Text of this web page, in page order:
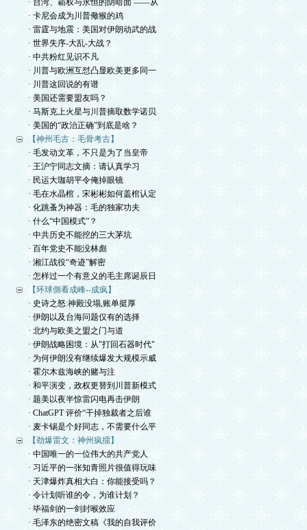
· 台湾、霸权与永恒的阴暗面 ——从
· 卡尼会成为川普儆猴的鸡
· 雷霆与地震：美国对伊朗动武的战
· 世界失序-大乱-大战？
· 中共粉红见识不凡
· 川普与欧洲互怼凸显欧美更多同一
· 川普这回说的有谱
· 美国还需要盟友吗？
· 马斯克上火星与川普摘取数学诺贝
· 美国的“政治正确”到底是啥？
【神州毛古：毛骨考古】
· 毛发动文革，不只是为了当皇帝
· 王沪宁同志文摘：请认真学习
· 民运大珈胡平令俺掉眼镜
· 毛在水晶棺，宋彬彬如何盖棺认定
· 化跳蚤为神器：毛的独家功夫
· 什么“中国模式”？
· 中共历史不能挖的三大茅坑
· 百年党史不能没林彪
· 湘江战役“奇迹”解密
· 怎样过一个有意义的毛主席诞辰日
【环球側看成峰--成疯】
· 史诗之怒:神殿没塌,账单挺厚
· 伊朗以及台海问题仅有的选择
· 北约与欧美之盟之门与道
· 伊朗战略困境：从"打回石器时代"
· 为何伊朗没有继续爆发大规模示威
· 霍尔木兹海峡的赌与注
· 和平演变，政权更替到川普新模式
· 题美以夜半惊雷闪电再击伊朗
· ChatGPT 评价“干掉独裁者之后谁
· 麦卡锡是个好同志，不需要什么平
【劲爆雷文：神州疯擂】
· 中国唯一的一位伟大的共产党人
· 习近平的一张知青照片很值得玩味
· 天津爆炸真相大白：你能接受吗？
· 令计划听谁的令，为谁计划？
· 毕福剑的一剑封喉效应
· 毛泽东的绝密文稿《我的自我评价